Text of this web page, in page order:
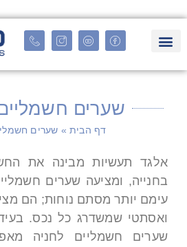
שערים
דף הבית» שערים
אלגד תעשיות מבינה את
בחנייה, ומציעה שערים
עימם יותר מסתם נוחות; הם
ואסתטי שמשדרג כל נכס.
שערים חשמליים לחניה